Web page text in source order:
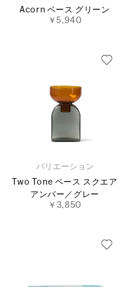
Acorn ベース グリーン
￥5,940
バリエーション
Two Tone ベース スクエア
アンバー／グレー
￥3,850